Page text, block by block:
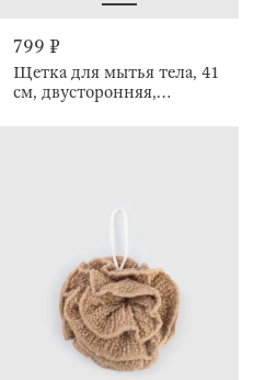
799 ₽
Щетка для мытья тела, 41
см, двусторонняя,